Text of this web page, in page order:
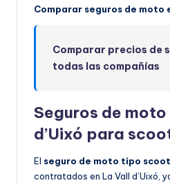
Comparar seguros de moto
Comparar precios de
todas las compañías
Seguros de moto
d’Uixó para
El seguro de moto tipo
contratados en La Vall d’Uixó,